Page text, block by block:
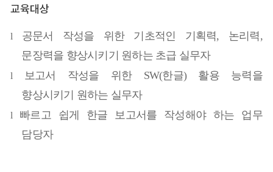
교육대상
l 공문서 작성을 위한 기초적인 기획력, 논리력 ,
문장력을 향상시키기 원하는 초급 실무자
l 보고서 작성을 위한 SW(한글) 활용 능력을
향상시키기 원하는 실무자
l 빠르고 쉽게 한글 보고서를 작성해야 하는 업무
담당자